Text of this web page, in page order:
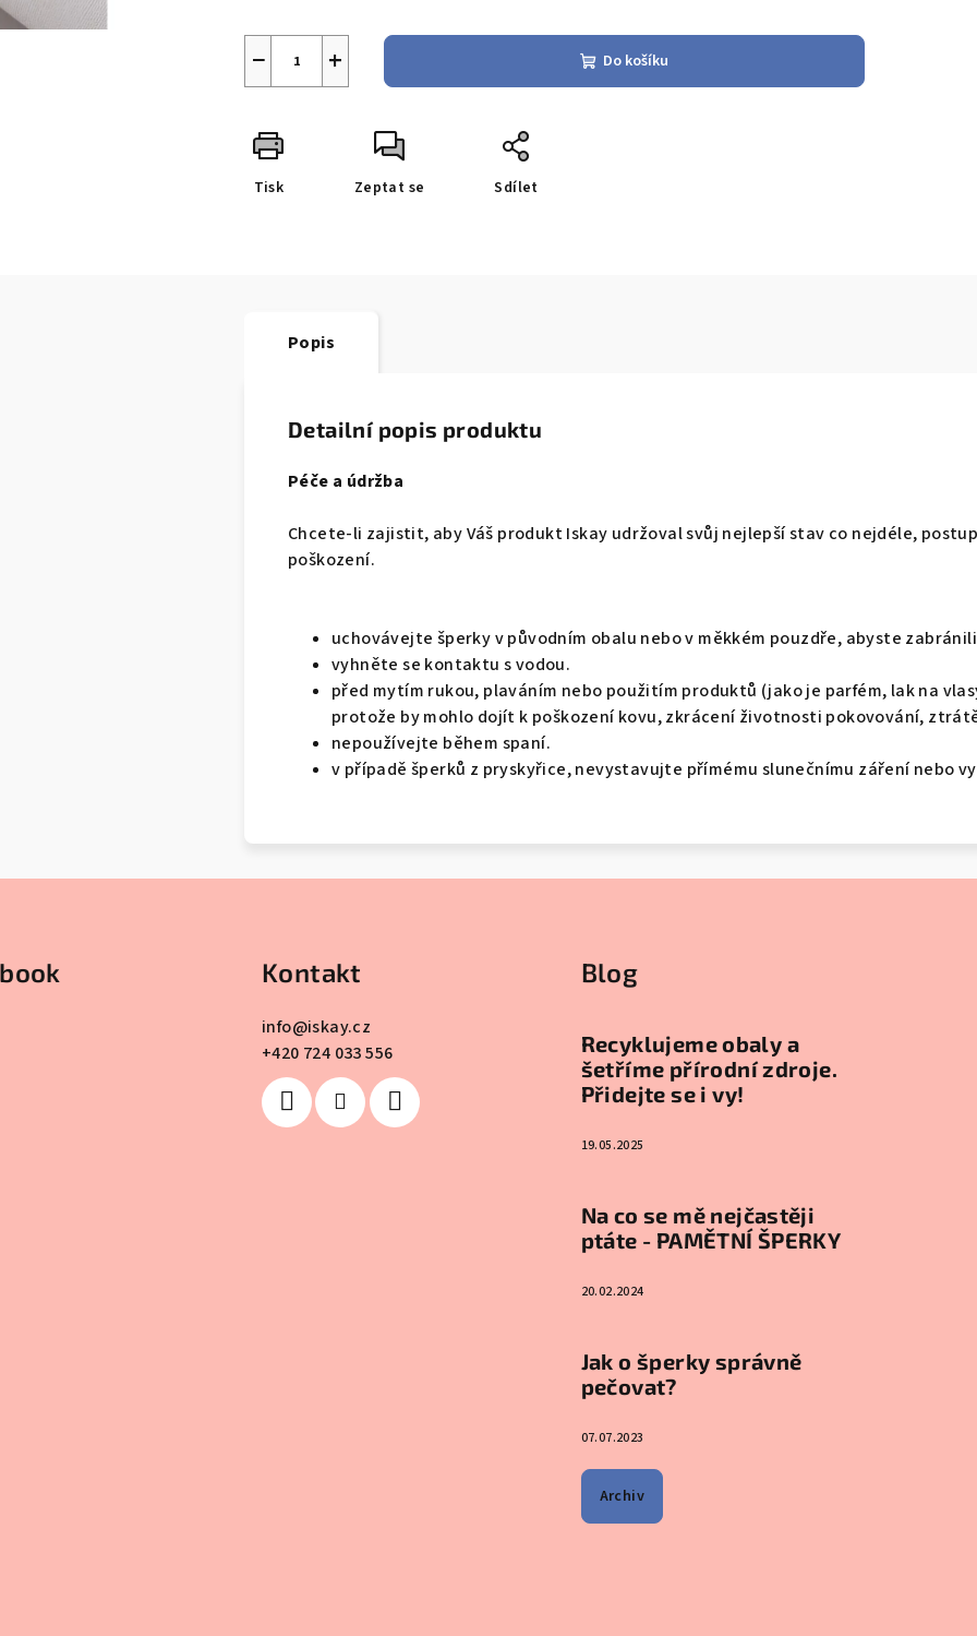
+
− Do košíku
Tisk Zeptat se Sdílet
Popis
Detailní popis produktu
Péče a údržba
Chcete-li zajistit, aby Váš produkt Iskay udržoval svůj nejlepší stav co nejdéle,
poškození.
uchovávejte šperky v původním obalu nebo v měkkém pouzdře, abyste
vyhněte se kontaktu s vodou.
před mytím rukou, plaváním nebo použitím produktů (jako je parfém, lak na
protože by mohlo dojít k poškození kovu, zkrácení životnosti pokovování,
nepoužívejte během spaní.
v případě šperků z pryskyřice, nevystavujte přímému slunečnímu záření nebo
Kontakt
info@iskay.cz
+420 724 033 556
Blog
Recyklujeme obaly a
šetříme přírodní zdroje.
Přidejte se i vy!
19.05.2025
Na co se mě nejčastěji
ptáte - PAMĚTNÍ ŠPERKY
20.02.2024
Jak o šperky správně
pečovat?
07.07.2023
Archiv